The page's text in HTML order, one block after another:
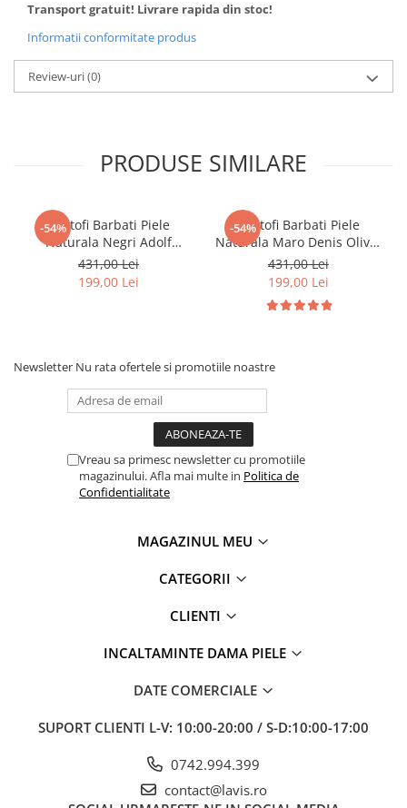
Transport gratuit! Livrare rapida din stoc!
Informatii conformitate produs
Review-uri(0)
PRODUSE SIMILARE
-54%
Pantofi Barbati Piele
Naturala Negri Adolf
B00173
431,00 Lei
199,00 Lei
-54%
Pantofi Barbati Piele
Naturala Maro Denis Oliver
B00005
431,00 Lei
199,00 Lei
Newsletter Nu rata ofertele si promotiile noastre
Vreau sa primesc newsletter cu promotiile
magazinului. Afla mai multe in Politica de
Confidentialitate
MAGAZINUL MEU
CATEGORII
CLIENTI
INCALTAMINTE DAMA PIELE
DATE COMERCIALE
SUPORT CLIENTI L-V: 10:00-20:00 / S-D:10:00-17:00
0742.994.399
contact@lavis.ro